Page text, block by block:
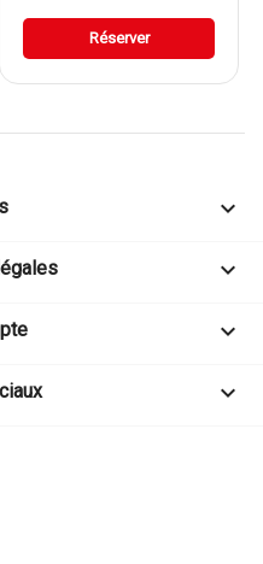
Réserver



